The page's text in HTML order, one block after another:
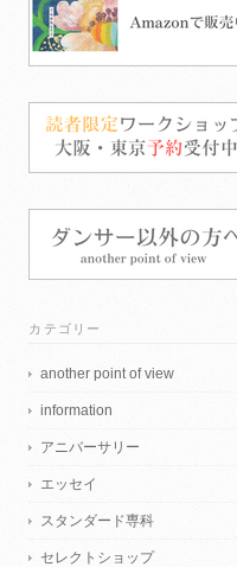
カテゴリー
another point of view
information
アニバーサリー
エッセイ
スタンダード専科
セレクトショップ